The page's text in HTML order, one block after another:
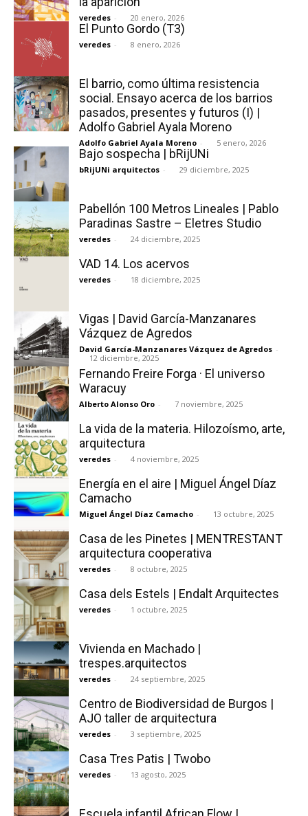
veredes - 20 enero, 2026
El Punto Gordo (T3)
veredes - 8 enero, 2026
El barrio, como última resistencia
social. Ensayo acerca de los barrios
pasados, presentes y futuros (I) |
Adolfo Gabriel Ayala Moreno
Adolfo Gabriel Ayala Moreno - 5 enero, 2026
Bajo sospecha | bRijUNi
bRijUNi arquitectos - 29 diciembre, 2025
Pabellón 100 Metros Lineales | Pablo
Paradinas Sastre – Eletres Studio
veredes - 24 diciembre, 2025
VAD 14. Los acervos
veredes - 18 diciembre, 2025
Vigas | David García-Manzanares
Vázquez de Agredos
David García-Manzanares Vázquez de Agredos -
12 diciembre, 2025
Fernando Freire Forga · El universo
Waracuy
Alberto Alonso Oro - 7 noviembre, 2025
La vida de la materia. Hilozoísmo, arte,
arquitectura
veredes - 4 noviembre, 2025
Energía en el aire | Miguel Ángel Díaz
Camacho
Miguel Ángel Díaz Camacho - 13 octubre, 2025
Casa de les Pinetes | MENTRESTANT
arquitectura cooperativa
veredes - 8 octubre, 2025
Casa dels Estels | Endalt Arquitectes
veredes - 1 octubre, 2025
Vivienda en Machado |
trespes.arquitectos
veredes - 24 septiembre, 2025
Centro de Biodiversidad de Burgos |
AJO taller de arquitectura
veredes - 3 septiembre, 2025
Casa Tres Patis | Twobo
veredes - 13 agosto, 2025